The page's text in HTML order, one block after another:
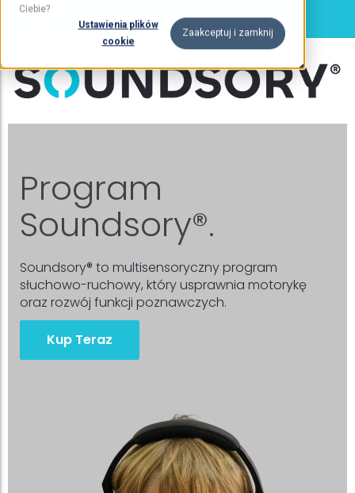
Ciebie?
Ustawienia plików
cookie
Zaakceptuj i zamknij
Program
Soundsory®.
Soundsory® to multisensoryczny program
słuchowo-ruchowy, który usprawnia motorykę
oraz rozwój funkcji poznawczych.
Kup Teraz